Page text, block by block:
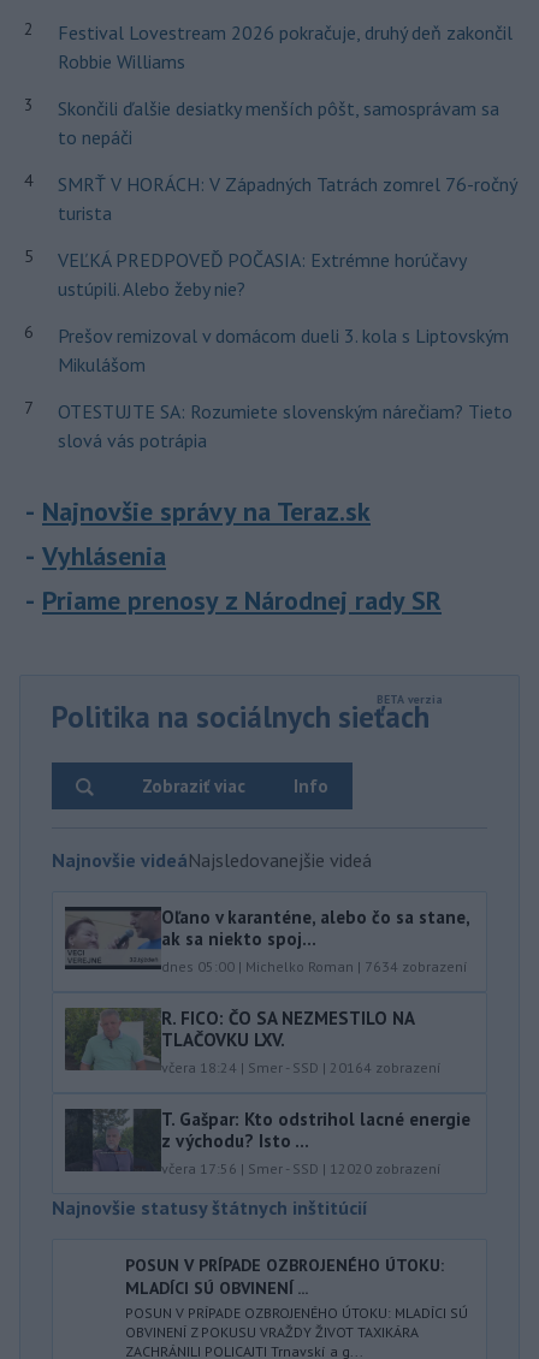
2
Festival Lovestream 2026 pokračuje, druhý deň zakončil
Robbie Williams
3
Skončili ďalšie desiatky menších pôšt, samosprávam sa
to nepáči
4
SMRŤ V HORÁCH: V Západných Tatrách zomrel 76-ročný
turista
5
VEĽKÁ PREDPOVEĎ POČASIA: Extrémne horúčavy
ustúpili. Alebo žeby nie?
6
Prešov remizoval v domácom dueli 3. kola s Liptovským
Mikulášom
7
OTESTUJTE SA: Rozumiete slovenským nárečiam? Tieto
slová vás potrápia
Najnovšie správy na Teraz.sk
Vyhlásenia
Priame prenosy z Národnej rady SR
Politika na sociálnych sieťach
Info
Zobraziť viac
Najnovšie videáNajsledovanejšie videá
Oľano v karanténe, alebo čo sa stane,
ak sa niekto spoj...
dnes 05:00 | Michelko Roman | 7634 zobrazení
R. FICO: ČO SA NEZMESTILO NA
TLAČOVKU LXV.
včera 18:24 | Smer - SSD | 20164 zobrazení
T. Gašpar: Kto odstrihol lacné energie
z východu? Isto ...
včera 17:56 | Smer - SSD | 12020 zobrazení
Najnovšie statusy štátnych inštitúcií
POSUN V PRÍPADE OZBROJENÉHO ÚTOKU:
MLADÍCI SÚ OBVINENÍ ...
POSUN V PRÍPADE OZBROJENÉHO ÚTOKU: MLADÍCI SÚ
OBVINENÍ Z POKUSU VRAŽDY ŽIVOT TAXIKÁRA
ZACHRÁNILI POLICAJTI Trnavskí a g...